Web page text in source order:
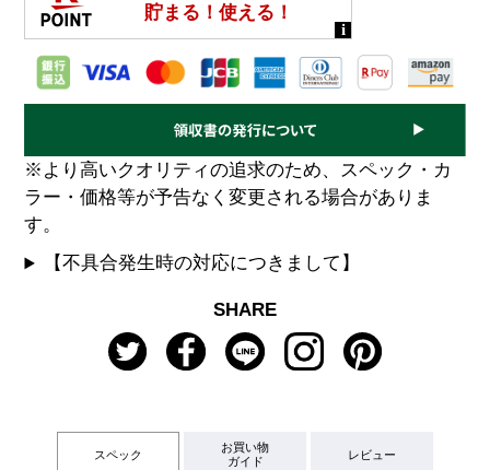
※より高いクオリティの追求のため、スペック・カ
ラー・価格等が予告なく変更される場合がありま
す。
【不具合発生時の対応につきまして】
SHARE
スペック
お買い物
ガイド
レビュー